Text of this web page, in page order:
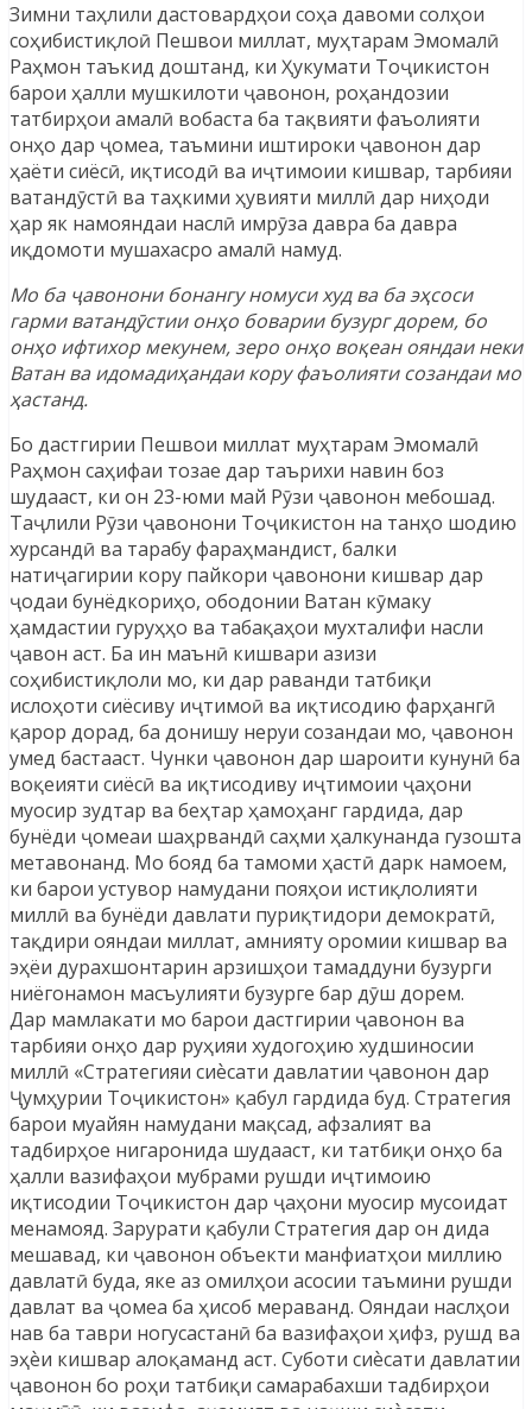
Зимни таҳлили дастовардҳои соҳа давоми солҳои
соҳибистиқлоӣ Пешвои миллат, муҳтарам Эмомалӣ
Раҳмон таъкид доштанд, ки Ҳукумати Тоҷикистон
барои ҳалли мушкилоти ҷавонон, роҳандозии
татбирҳои амалӣ вобаста ба тақвияти фаъолияти
онҳо дар ҷомеа, таъмини иштироки ҷавонон дар
ҳаёти сиёсӣ, иқтисодӣ ва иҷтимоии кишвар, тарбияи
ватандӯстӣ ва таҳкими ҳувияти миллӣ дар ниҳоди
ҳар як намояндаи наслӣ имрӯза давра ба давра
иқдомоти мушахасро амалӣ намуд.
Мо ба ҷавонони бонангу номуси худ ва ба эҳсоси
гарми ватандӯстии онҳо боварии бузург дорем, бо
онҳо ифтихор мекунем, зеро онҳо воқеан ояндаи неки
Ватан ва идомадиҳандаи кору фаъолияти созандаи мо
ҳастанд.
Бо дастгирии Пешвои миллат муҳтарам Эмомалӣ
Раҳмон саҳифаи тозае дар таърихи навин боз
шудааст, ки он 23-юми май Рӯзи ҷавонон мебошад.
Таҷлили Рӯзи ҷавонони Тоҷикистон на танҳо шодию
хурсандӣ ва тарабу фараҳмандист, балки
натиҷагирии кору пайкори ҷавонони кишвар дар
ҷодаи бунёдкориҳо, ободонии Ватан кӯмаку
ҳамдастии гуруҳҳо ва табақаҳои мухталифи насли
ҷавон аст. Ба ин маънӣ кишвари азизи
соҳибистиқлоли мо, ки дар раванди татбиқи
ислоҳоти сиёсиву иҷтимоӣ ва иқтисодию фарҳангӣ
қарор дорад, ба донишу неруи созандаи мо, ҷавонон
умед бастааст. Чунки ҷавонон дар шароити кунунӣ ба
воқеияти сиёсӣ ва иқтисодиву иҷтимоии ҷаҳони
муосир зудтар ва беҳтар ҳамоҳанг гардида, дар
бунёди ҷомеаи шаҳрвандӣ саҳми ҳалкунанда гузошта
метавонанд. Мо бояд ба тамоми ҳастӣ дарк намоем,
ки барои устувор намудани пояҳои истиқлолияти
миллӣ ва бунёди давлати пуриқтидори демократӣ,
тақдири ояндаи миллат, амнияту оромии кишвар ва
эҳёи дурахшонтарин арзишҳои тамаддуни бузурги
ниёгонамон масъулияти бузурге бар дӯш дорем.
Дар мамлакати мо барои дастгирии ҷавонон ва
тарбияи онҳо дар руҳияи худогоҳию худшиносии
миллӣ «Стратегияи сиѐсати давлатии ҷавонон дар
Ҷумҳурии Тоҷикистон» қабул гардида буд. Стратегия
барои муайян намудани мақсад, афзалият ва
тадбирҳое нигаронида шудааст, ки татбиқи онҳо ба
ҳалли вазифаҳои мубрами рушди иҷтимоию
иқтисодии Тоҷикистон дар ҷаҳони муосир мусоидат
менамояд. Зарурати қабули Стратегия дар он дида
мешавад, ки ҷавонон объекти манфиатҳои миллию
давлатӣ буда, яке аз омилҳои асосии таъмини рушди
давлат ва ҷомеа ба ҳисоб мераванд. Ояндаи наслҳои
нав ба таври ногусастанӣ ба вазифаҳои ҳифз, рушд ва
эҳѐи кишвар алоқаманд аст. Суботи сиѐсати давлатии
ҷавонон бо роҳи татбиқи самарабахши тадбирҳои